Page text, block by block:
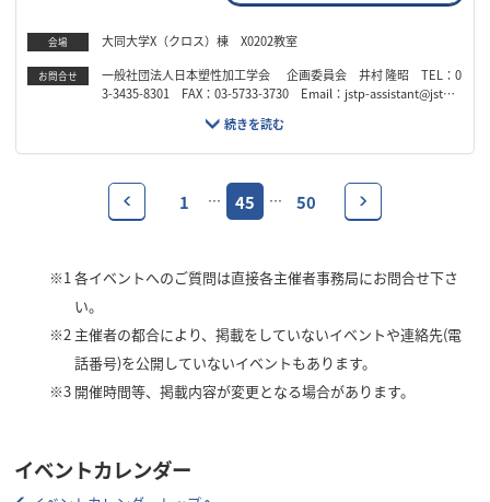
会場 大同大学X（クロス）棟 X0202教室
お問合せ
一般社団法人日本塑性加工学会 企画委員会 井村 隆昭 TEL：0
3-3435-8301 FAX：03-5733-3730 Email：jstp-assistant@jstp.o
1 … 45 … 50
※1各イベントへのご質問は直接各主催者事務局にお問合せ下さ
い。
※2 主催者の都合により、掲載をしていないイベントや連絡先(電
話番号)を公開していないイベントもあります。
※3 開催時間等、掲載内容が変更となる場合があります。
イベントカレンダー